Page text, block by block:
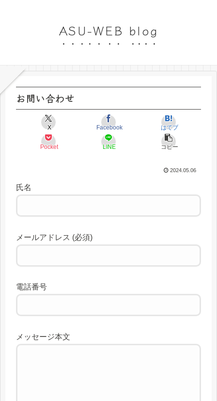
ASU-WEB blog
お問い合わせ
X Facebook はてブ
Pocket LINE コピー
2024.05.06
氏名
メールアドレス (必須)
電話番号
メッセージ本文